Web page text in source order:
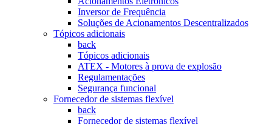
Inversor de Frequência
Soluções de Acionamentos Descentralizados
Tópicos adicionais
back
Tópicos adicionais
ATEX - Motores à prova de explosão
Regulamentações
Segurança funcional
Fornecedor de sistemas flexível
back
Fornecedor de sistemas flexível